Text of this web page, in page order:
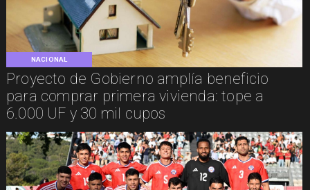
NACIONAL
Proyecto de Gobierno amplía beneficio
para comprar primera vivienda: tope a
6.000 UF y 30 mil cupos